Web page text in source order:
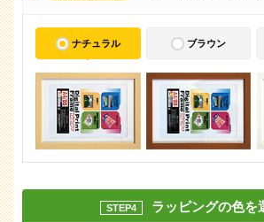
ナチュラル ブラウン
STEP4 ラッピングの色を